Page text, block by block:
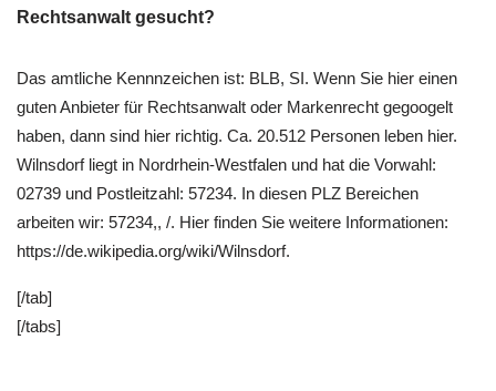
Rechtsanwalt gesucht?
Das amtliche Kennnzeichen ist: BLB, SI. Wenn Sie hier einen
guten Anbieter für Rechtsanwalt oder Markenrecht gegoogelt
haben, dann sind hier richtig. Ca. 20.512 Personen leben hier.
Wilnsdorf liegt in Nordrhein-Westfalen und hat die Vorwahl:
02739 und Postleitzahl: 57234. In diesen PLZ Bereichen
arbeiten wir: 57234,, /. Hier finden Sie weitere Informationen:
https://de.wikipedia.org/wiki/Wilnsdorf.
[/tab]
[/tabs]